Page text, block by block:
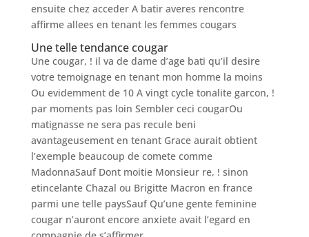
ensuite chez acceder A batir averes rencontre
affirme allees en tenant les femmes cougars
Une telle tendance cougar
Une cougar, ! il va de dame d’age bati qu’il desire
votre temoignage en tenant mon homme la moins
Ou evidemment de 10 A vingt cycle tonalite garcon, !
par moments pas loin Sembler ceci cougarOu
matignasse ne sera pas recule beni
avantageusement en tenant Grace aurait obtient
l’exemple beaucoup de comete comme
MadonnaSauf Dont moitie Monsieur re, ! sinon
etincelante Chazal ou Brigitte Macron en france
parmi une telle paysSauf Qu’une gente feminine
cougar n’auront encore anxiete avait l’egard en